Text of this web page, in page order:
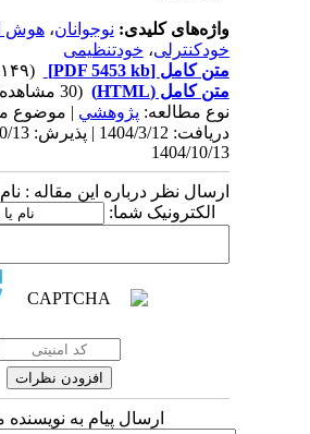
واژه‌های کلیدی:نوجوانان،هوش
خودکنترلی،خودتنظیمی
متن کامل[PDF 5453 kb]
متن کامل (HTML)
(30 مشاهده)
نوع مطالعه:پژوهشي| موضوع
1404/10/13
ارسال نظر درباره این مقاله :
الکترونیک شما:
ارسال پیام به نویسنده